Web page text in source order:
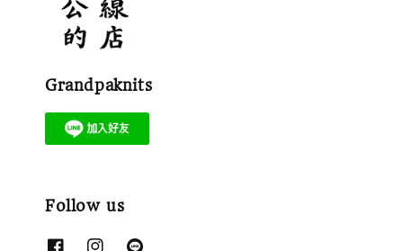
Grandpaknits
Follow us